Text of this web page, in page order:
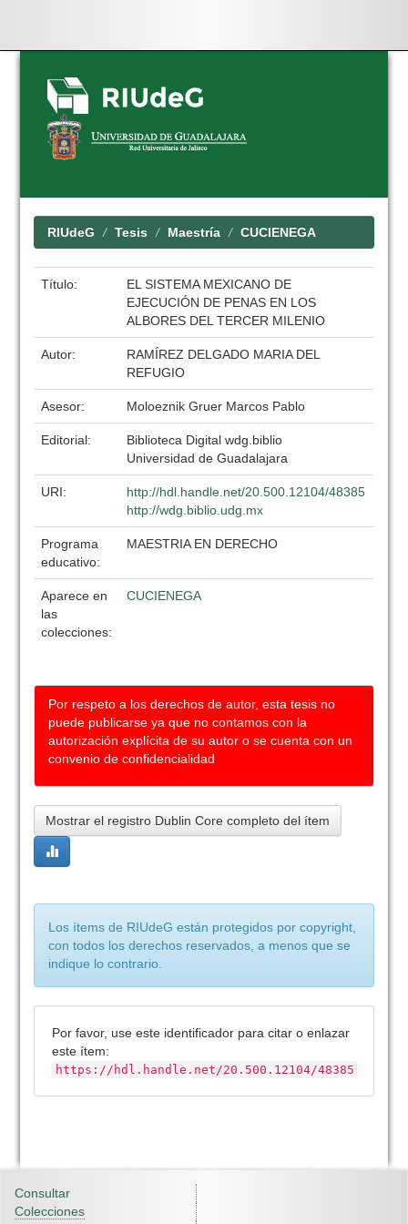
Skip
navigation
RIUdeG Tesis Maestría CUCIENEGA
Título:
EL SISTEMA MEXICANO DE
EJECUCIÓN DE PENAS EN LOS
ALBORES DEL TERCER MILENIO
Autor:
RAMÍREZ DELGADO MARIA DEL
REFUGIO
Asesor: Moloeznik Gruer Marcos Pablo
Editorial:
Biblioteca Digital wdg.biblio
Universidad de Guadalajara
URI:
http://hdl.handle.net/20.500.12104/48385
http://wdg.biblio.udg.mx
Programa
educativo:
MAESTRIA EN DERECHO
Aparece en
las
colecciones:
CUCIENEGA
Por respeto a los derechos de autor, esta tesis no
puede publicarse ya que no contamos con la
autorización explícita de su autor o se cuenta con un
convenio de confidencialidad
Mostrar el registro Dublin Core completo del ítem
Los ítems de RIUdeG están protegidos por copyright,
con todos los derechos reservados, a menos que se
indique lo contrario.
Por favor, use este identificador para citar o enlazar
este ítem:
https://hdl.handle.net/20.500.12104/48385
Consultar
Colecciones